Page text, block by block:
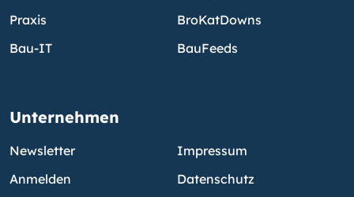
Praxis
Bau-IT
BroKatDowns
BauFeeds
Unternehmen
Newsletter
Anmelden
Impressum
Datenschutz